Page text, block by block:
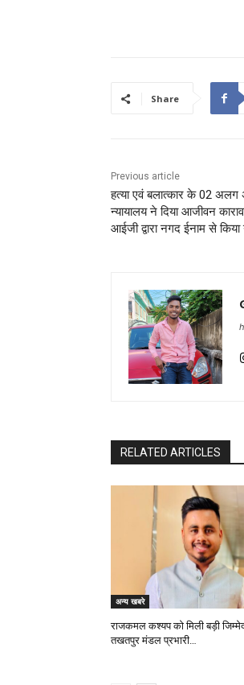
Share
Previous article
हत्या एवं बलात्कार के 02 अलग
न्यायालय ने दिया आजीवन
आईजी द्वारा नगद ईनाम से
RELATED ARTICLES
अन्य खबरे
राजकमल कश्यप को मिली बड़ी
तखतपुर मंडल प्रभारी…